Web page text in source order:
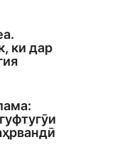
ки дар